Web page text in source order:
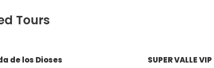
Tours
de los Dioses SUPER VALLE VIP